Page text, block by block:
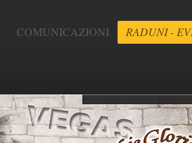
COMUNICAZIONI
RADUNI -